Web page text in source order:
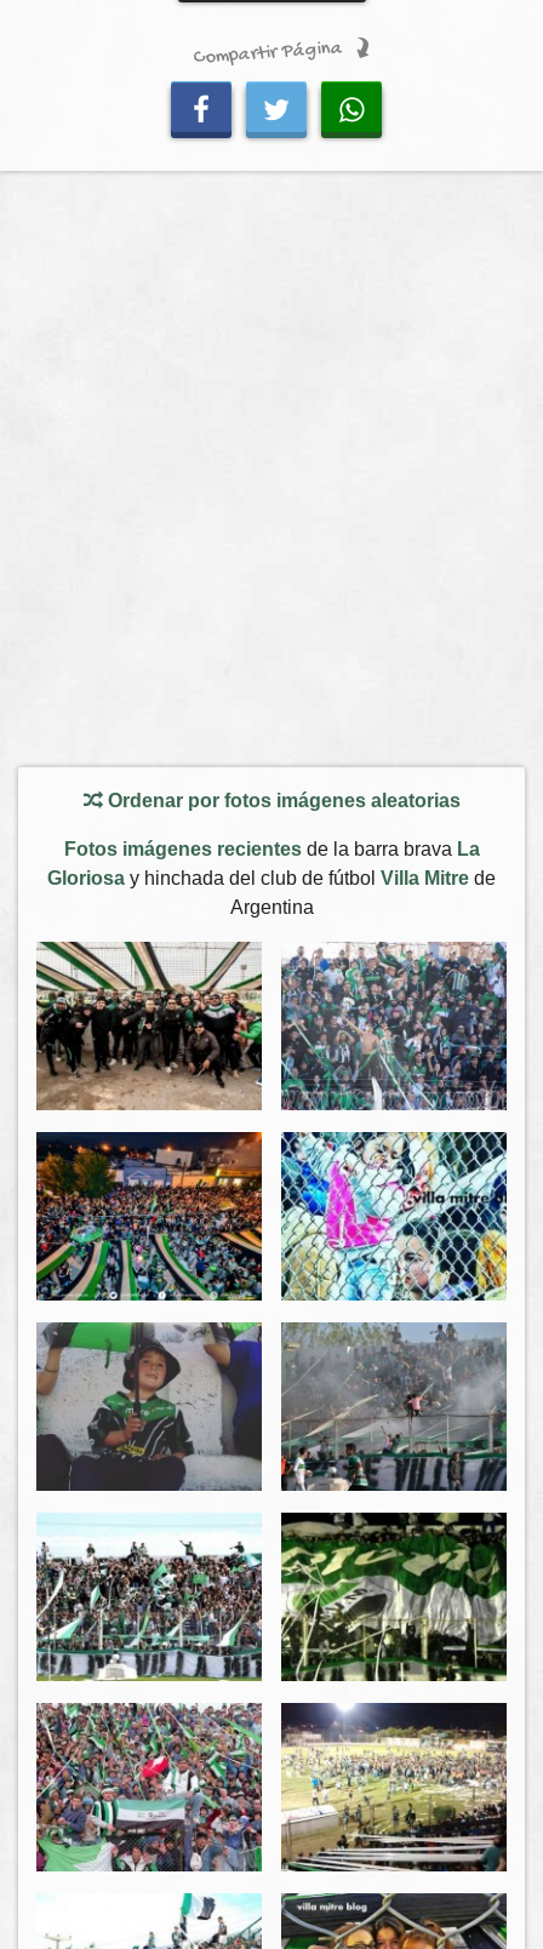
Compartir Página
Ordenar por fotos imágenes aleatorias
Fotos imágenes recientesde la barra brava La
Gloriosa y hinchada del club de fútbol Villa Mitre de
Argentina